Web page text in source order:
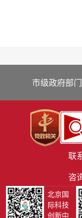
市级政府部
联
咨
北京国
际科技
创新中